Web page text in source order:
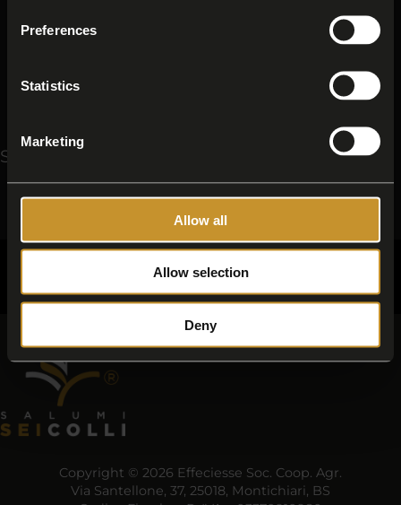
Preferences
Statistics
Marketing
Allow all
Allow selection
Deny
Salumi Sei Colli: Materia prima tracciata
Filosofia
CONTATTITAG DIRECTORYTOP RICERCHESITEMAP
Condividi
Copyright © 2026 Effeciesse Soc. Coop. Agr.
Via Santellone, 37, 25018, Montichiari, BS